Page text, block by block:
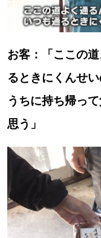
お客：「ここの
るときにくんせ
うちに持ち帰っ
思う」